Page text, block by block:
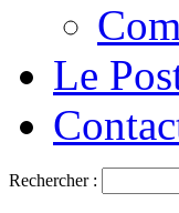
Le
Rechercher :